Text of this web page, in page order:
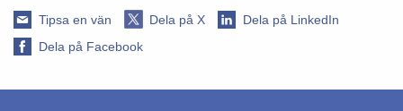
Tipsa en vän Dela på X
Dela på LinkedIn
Dela på Facebook